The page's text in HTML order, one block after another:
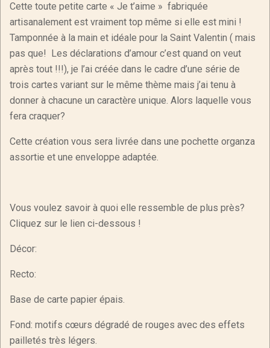
Cette toute petite carte « Je t’aime » fabriquée
artisanalement est vraiment top même si elle est mini !
Tamponnée à la main et idéale pour la Saint Valentin ( mais
pas que! Les déclarations d’amour c’est quand on veut
après tout !!!), je l’ai créée dans le cadre d’une série de
trois cartes variant sur le même thème mais j’ai tenu à
donner à chacune un caractère unique. Alors laquelle vous
fera craquer?
Cette création vous sera livrée dans une pochette organza
assortie et une enveloppe adaptée.
Vous voulez savoir à quoi elle ressemble de plus près?
Cliquez sur le lien ci-dessous !
Décor:
Recto:
Base de carte papier épais.
Fond: motifs cœurs dégradé de rouges avec des effets
pailletés très légers.